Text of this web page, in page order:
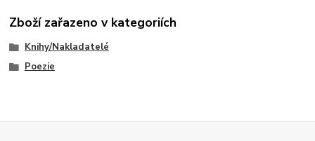
Zboží zařazeno v kategoriích
Knihy/Nakladatelé
Poezie